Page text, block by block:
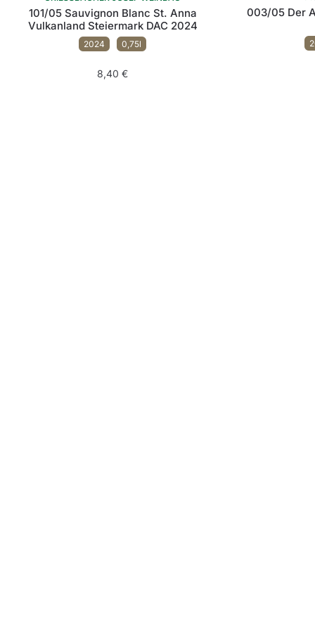
101/05 Sauvignon Blanc St. Anna
Vulkanland Steiermark DAC 2024
2024 0,75l
8,40 €
003/05 Der